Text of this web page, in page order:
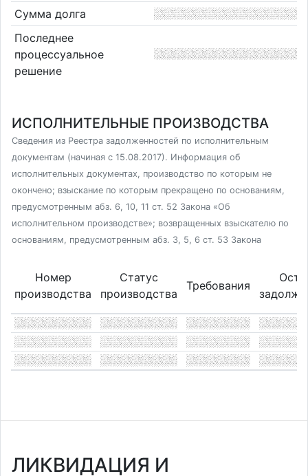
Сумма долга
Последнее
процессуальное
решение
ИСПОЛНИТЕЛЬНЫЕ ПРОИЗВОДСТВА
Сведения из Реестра задолженностей по исполнительным
документам (начиная с 15.08.2017). Информация об
исполнительных документах, производство по которым не
окончено; взыскание по которым прекращено по основаниям,
предусмотренным абз. 6, 10, 11 ст. 52 Закона «Об
исполнительном производстве»; возвращенных взыскателю по
основаниям, предусмотренным абз. 3, 5, 6 ст. 53 Закона
Номер
производства
Статус
производства
Требования
ЛИКВИДАЦИЯ И